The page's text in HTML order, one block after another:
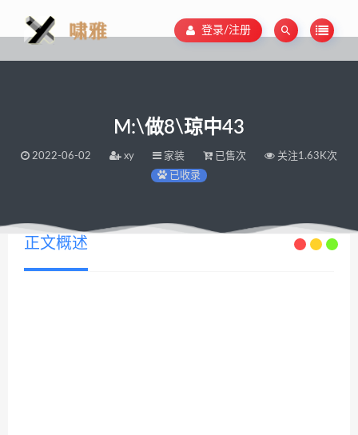
登录/注册
M:\做8\琼中43
2022-06-02 xy 家装 已售次
关注1.63K次
已收录
正文概述